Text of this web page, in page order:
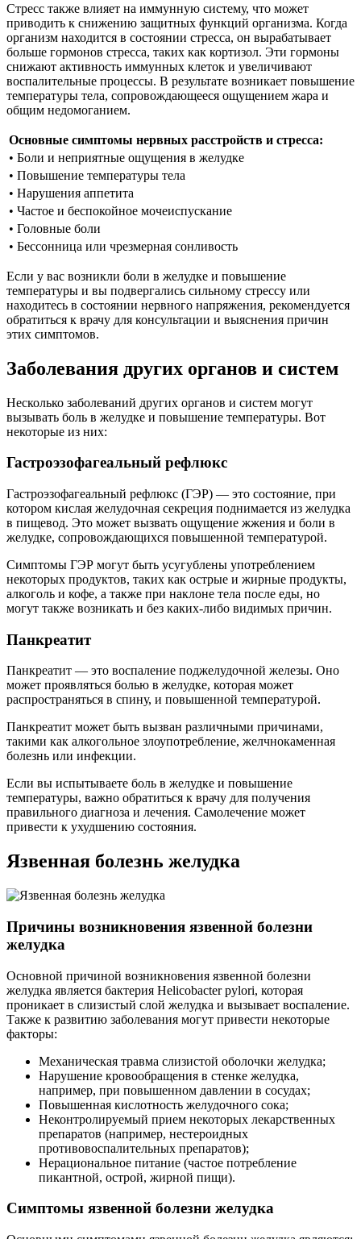
Стресс также влияет на иммунную систему, что может
приводить к снижению защитных функций организма. Когда
организм находится в состоянии стресса, он вырабатывает
больше гормонов стресса, таких как кортизол. Эти гормоны
снижают активность иммунных клеток и увеличивают
воспалительные процессы. В результате возникает повышение
температуры тела, сопровождающееся ощущением жара и
общим недомоганием.
Основные симптомы нервных расстройств и стресса:
• Боли и неприятные ощущения в желудке
• Повышение температуры тела
• Нарушения аппетита
• Частое и беспокойное мочеиспускание
• Головные боли
• Бессонница или чрезмерная сонливость
Если у вас возникли боли в желудке и повышение
температуры и вы подвергались сильному стрессу или
находитесь в состоянии нервного напряжения, рекомендуется
обратиться к врачу для консультации и выяснения причин
этих симптомов.
Заболевания других органов и систем
Несколько заболеваний других органов и систем могут
вызывать боль в желудке и повышение температуры. Вот
некоторые из них:
Гастроэзофагеальный рефлюкс
Гастроэзофагеальный рефлюкс (ГЭР) — это состояние, при
котором кислая желудочная секреция поднимается из желудка
в пищевод. Это может вызвать ощущение жжения и боли в
желудке, сопровождающихся повышенной температурой.
Симптомы ГЭР могут быть усугублены употреблением
некоторых продуктов, таких как острые и жирные продукты,
алкоголь и кофе, а также при наклоне тела после еды, но
могут также возникать и без каких-либо видимых причин.
Панкреатит
Панкреатит — это воспаление поджелудочной железы. Оно
может проявляться болью в желудке, которая может
распространяться в спину, и повышенной температурой.
Панкреатит может быть вызван различными причинами,
такими как алкогольное злоупотребление, желчнокаменная
болезнь или инфекции.
Если вы испытываете боль в желудке и повышение
температуры, важно обратиться к врачу для получения
правильного диагноза и лечения. Самолечение может
привести к ухудшению состояния.
Язвенная болезнь желудка
Причины возникновения язвенной болезни
желудка
Основной причиной возникновения язвенной болезни
желудка является бактерия Helicobacter pylori, которая
проникает в слизистый слой желудка и вызывает воспаление.
Также к развитию заболевания могут привести некоторые
факторы:
Механическая травма слизистой оболочки желудка;
Нарушение кровообращения в стенке желудка,
например, при повышенном давлении в сосудах;
Повышенная кислотность желудочного сока;
Неконтролируемый прием некоторых лекарственных
препаратов (например, нестероидных
противовоспалительных препаратов);
Нерациональное питание (частое потребление
пикантной, острой, жирной пищи).
Симптомы язвенной болезни желудка